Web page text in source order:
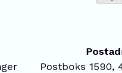
Postboks 1590,